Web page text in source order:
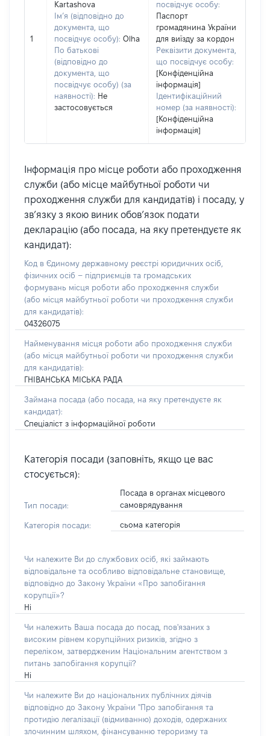
1
Kartashova
Ім’я (відповідно до
документа, що
посвідчує особу): Olha
По батькові
(відповідно до
документа, що
посвідчує особу) (за
наявності): Не
застосовується
посвідчує особу:
Паспорт
громадянина України
для виїзду за кордон
Реквізити документа,
що посвідчує особу:
[Конфіденційна
інформація]
Ідентифікаційний
номер (за наявності):
[Конфіденційна
інформація]
Інформація про місце роботи або проходження
служби (або місце майбутньої роботи чи
проходження служби для кандидатів) і посаду, у
зв’язку з якою виник обов’язок подати
декларацію (або посада, на яку претендуєте як
кандидат):
Код в Єдиному державному реєстрі юридичних осіб,
фізичних осіб – підприємців та громадських
формувань місця роботи або проходження служби
(або місця майбутньої роботи чи проходження служби
для кандидатів):
04326075
Найменування місця роботи або проходження служби
(або місця майбутньої роботи чи проходження служби
для кандидатів):
ГНІВАНСЬКА МІСЬКА РАДА
Займана посада (або посада, на яку претендуєте як
кандидат):
Спеціаліст з інформаційної роботи
Категорія посади (заповніть, якщо це вас
стосується):
Тип посади:
Посада в органах місцевого
самоврядування
Категорія посади: сьома категорія
Чи належите Ви до службових осіб, які займають
відповідальне та особливо відповідальне становище,
відповідно до Закону України «Про запобігання
корупції»?
Ні
Чи належить Ваша посада до посад, пов'язаних з
високим рівнем корупційних ризиків, згідно з
переліком, затвердженим Національним агентством з
питань запобігання корупції?
Ні
Чи належите Ви до національних публічних діячів
відповідно до Закону України "Про запобігання та
протидію легалізації (відмиванню) доходів, одержаних
злочинним шляхом, фінансуванню тероризму та